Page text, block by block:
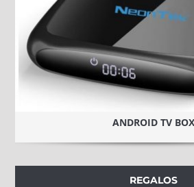
ANDROID TV BOX
REGALOS